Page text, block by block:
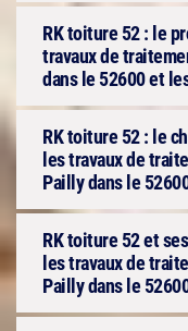
RK toiture 52 : le
travaux de
dans le 52600 et
RK toiture 52 : le
les travaux de
Pailly dans le
RK toiture 52 et
les travaux de
Pailly dans le